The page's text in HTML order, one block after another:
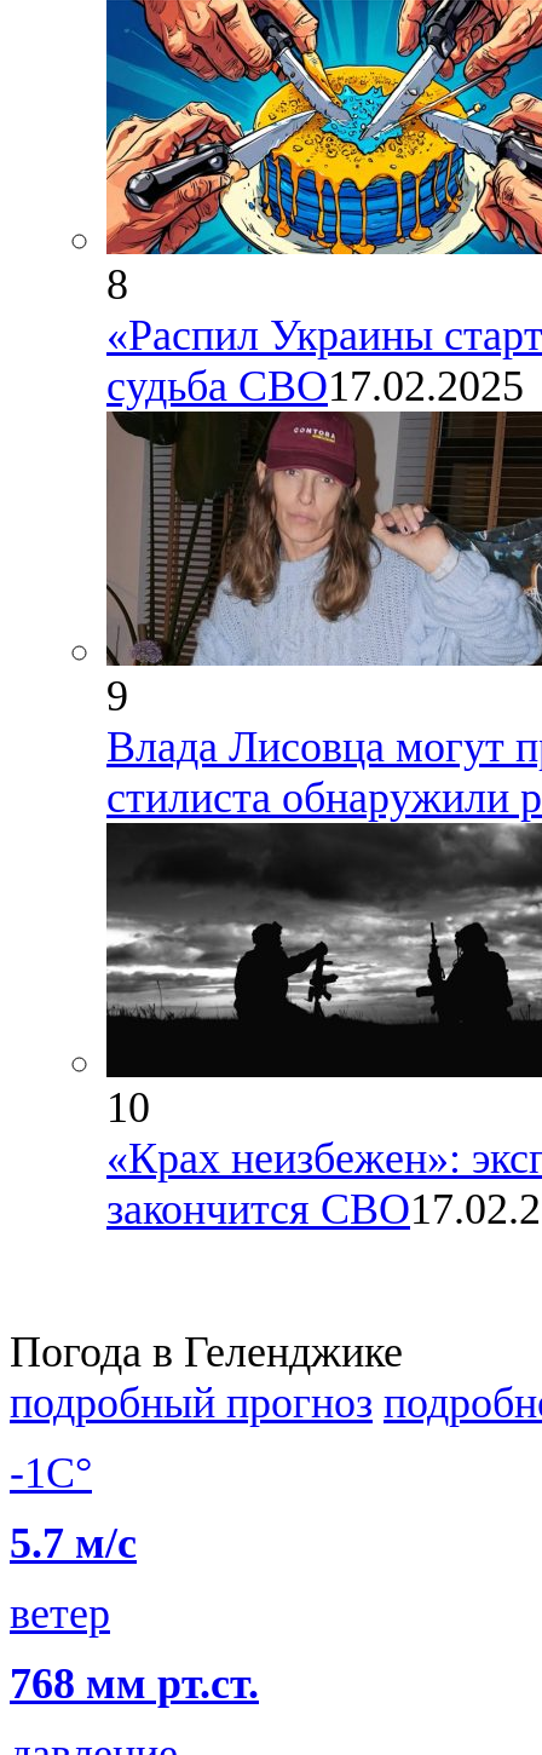
8
«Распил Украины
судьба СВО17.02.2025
9
Влада Лисовца могут
стилиста обнаружили
10
«Крах неизбежен»:
закончится СВО
Погода в Геленджике
подробный прогноз
-1C°
5.7 м/с
ветер
768 мм рт.ст.